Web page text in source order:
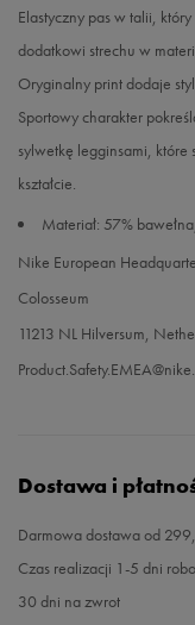
Elastyczny pas w talii,
dodatkowi strechu w
Oryginalny print dodaje
Sportowy charakter
sylwetkę legginsami, które
kształcie.
Materiał: 57%
Nike European
Colosseum
11213 NL Hilversum,
Dostawa i
Darmowa dostawa od
Czas realizacji 1-5 dni
30 dni na zwrot